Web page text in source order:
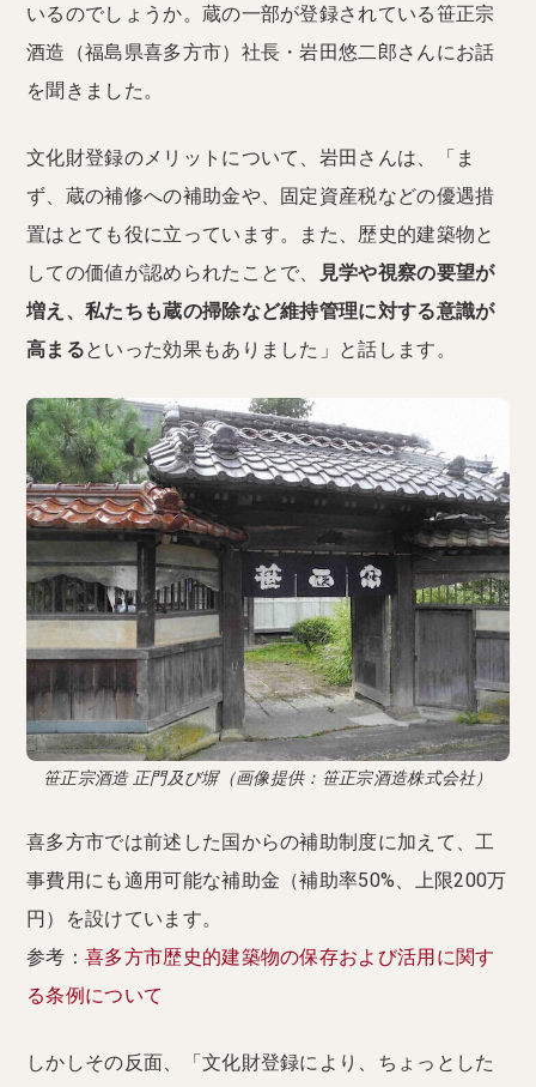
いるのでしょうか。蔵の一部が登録されている笹正宗
酒造（福島県喜多方市）社長・岩田悠二郎さんにお話
を聞きました。
文化財登録のメリットについて、岩田さんは、「ま
ず、蔵の補修への補助金や、固定資産税などの優遇措
置はとても役に立っています。また、歴史的建築物と
しての価値が認められたことで、
見学や視察の要望が
増え、私たちも蔵の掃除など維持管理に対する意識が
高まるといった効果もありました」と話します。
笹正宗酒造 正門及び塀（画像提供：笹正宗酒造株式会社）
喜多方市では前述した国からの補助制度に加えて、工
事費用にも適用可能な補助金（補助率50%、上限200万
円）を設けています。
参考： 喜多方市歴史的建築物の保存および活用に関す
る条例について
しかしその反面、「文化財登録により、ちょっとした